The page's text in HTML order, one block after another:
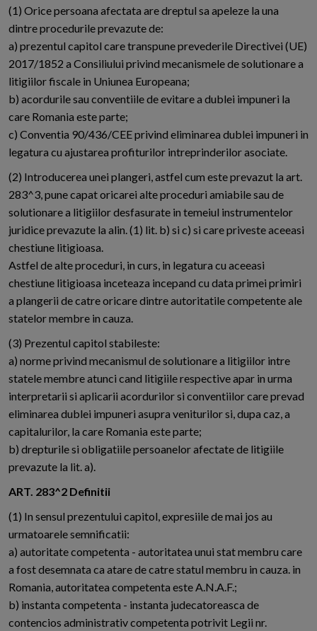
(1) Orice persoana afectata are dreptul sa apeleze la una
dintre procedurile prevazute de:
a) prezentul capitol care transpune prevederile Directivei (UE)
2017/1852 a Consiliului privind mecanismele de solutionare a
litigiilor fiscale in Uniunea Europeana;
b) acordurile sau conventiile de evitare a dublei impuneri la
care Romania este parte;
c) Conventia 90/436/CEE privind eliminarea dublei impuneri in
legatura cu ajustarea profiturilor intreprinderilor asociate.
(2) Introducerea unei plangeri, astfel cum este prevazut la art.
283^3, pune capat oricarei alte proceduri amiabile sau de
solutionare a litigiilor desfasurate in temeiul instrumentelor
juridice prevazute la alin. (1) lit. b) si c) si care priveste aceeasi
chestiune litigioasa.
Astfel de alte proceduri, in curs, in legatura cu aceeasi
chestiune litigioasa inceteaza incepand cu data primei primiri
a plangerii de catre oricare dintre autoritatile competente ale
statelor membre in cauza.
(3) Prezentul capitol stabileste:
a) norme privind mecanismul de solutionare a litigiilor intre
statele membre atunci cand litigiile respective apar in urma
interpretarii si aplicarii acordurilor si conventiilor care prevad
eliminarea dublei impuneri asupra veniturilor si, dupa caz, a
capitalurilor, la care Romania este parte;
b) drepturile si obligatiile persoanelor afectate de litigiile
prevazute la lit. a).
ART. 283^2 Definitii
(1) In sensul prezentului capitol, expresiile de mai jos au
urmatoarele semnificatii:
a) autoritate competenta - autoritatea unui stat membru care
a fost desemnata ca atare de catre statul membru in cauza. in
Romania, autoritatea competenta este A.N.A.F.;
b) instanta competenta - instanta judecatoreasca de
contencios administrativ competenta potrivit Legii nr.